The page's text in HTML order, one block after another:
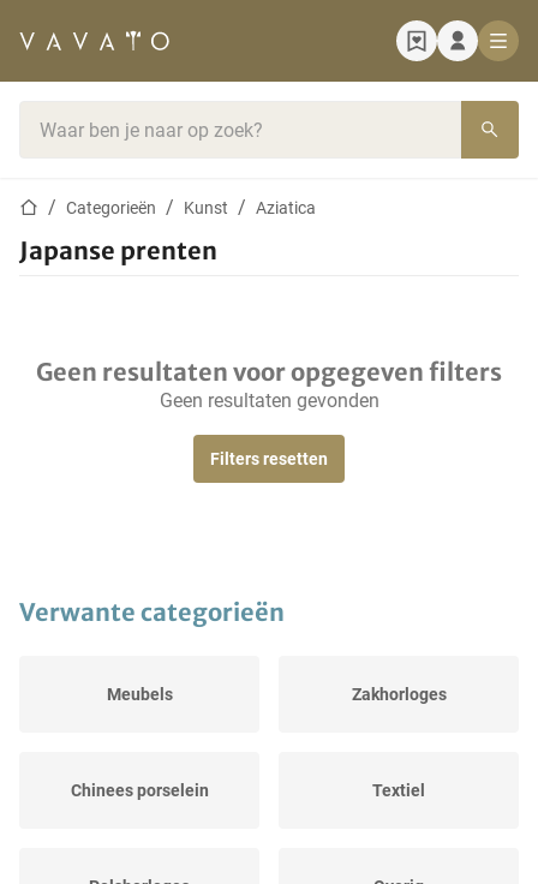
StartpaginaCategorieën Kunst Aziatica
Japanse prenten
Geen resultaten voor opgegeven filters
Geen resultaten gevonden
Filters resetten
Verwante categorieën
Meubels Zakhorloges
Chinees porselein Textiel